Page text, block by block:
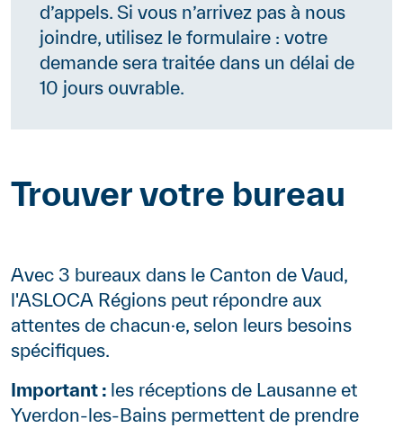
d’appels. Si vous n’arrivez pas à nous
joindre, utilisez le formulaire : votre
demande sera traitée dans un délai de
10 jours ouvrable.
Contenu
Trouver votre bureau
Avec 3 bureaux dans le Canton de Vaud,
l'ASLOCA Régions peut répondre aux
attentes de chacun·e, selon leurs besoins
spécifiques.
Important : les réceptions de Lausanne et
Yverdon-les-Bains permettent de prendre